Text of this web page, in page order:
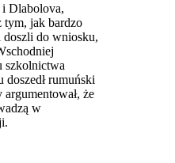
Dlabolova,
tym, jak bardzo
doszli do wniosku,
szkolnictwa
rumuński
że
w